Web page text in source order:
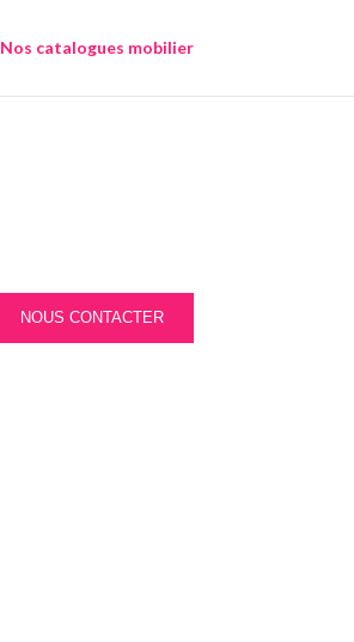
Nos catalogues mobilier
NOUS CONTACTER